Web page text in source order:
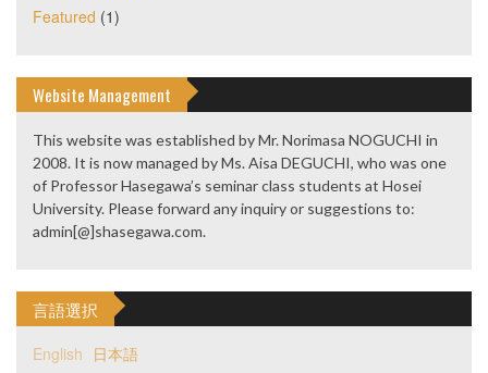
Featured (1)
Website Management
This website was established by Mr. Norimasa NOGUCHI in
2008. It is now managed by Ms. Aisa DEGUCHI, who was one
of Professor Hasegawa’s seminar class students at Hosei
University. Please forward any inquiry or suggestions to:
admin[@]shasegawa.com.
言語選択
English 日本語